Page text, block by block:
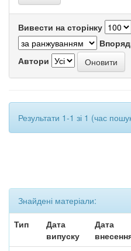
Вивести на сторінку
Автори
Результати 1-1 зі 1 (час
Знайдені матеріали:
Тип
Дата
випуску
Дата